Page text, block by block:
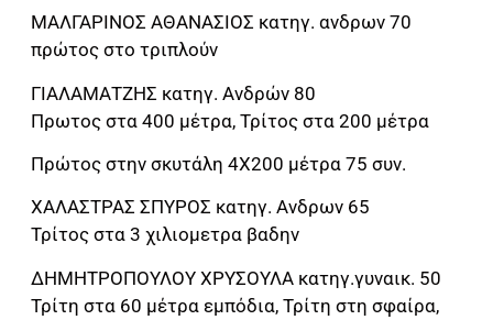
ΜΑΛΓΑΡΙΝΟΣ ΑΘΑΝΑΣΙΟΣ κατηγ. ανδρων 70
πρώτος στο τριπλούν
ΓΙΑΛΑΜΑΤΖΗΣ κατηγ. Ανδρών 80
Πρωτος στα 400 μέτρα, Τρίτος στα 200 μέτρα
Πρώτος στην σκυτάλη 4Χ200 μέτρα 75 συν.
ΧΑΛΑΣΤΡΑΣ ΣΠΥΡΟΣ κατηγ. Ανδρων 65
Τρίτος στα 3 χιλιομετρα βαδην
ΔΗΜΗΤΡΟΠΟΥΛΟΥ ΧΡΥΣΟΥΛΑ κατηγ.γυναικ. 50
Τρίτη στα 60 μέτρα εμπόδια, Τρίτη στη σφαίρα,